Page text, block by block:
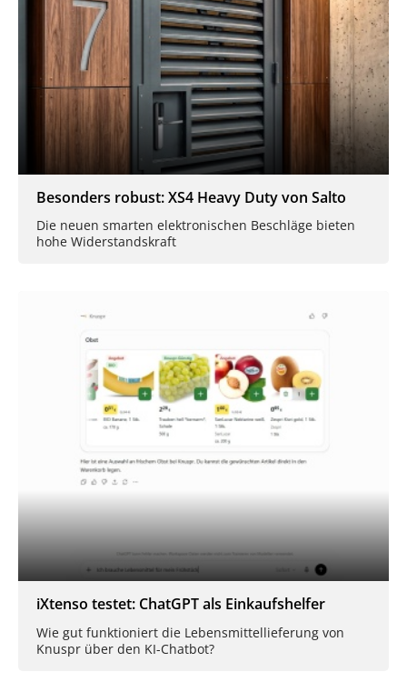
Besonders robust: XS4 Heavy Duty von Salto
Die neuen smarten elektronischen Beschläge bieten
hohe Widerstandskraft
iXtenso testet: ChatGPT als Einkaufshelfer
Wie gut funktioniert die Lebensmittellieferung von
Knuspr über den KI-Chatbot?